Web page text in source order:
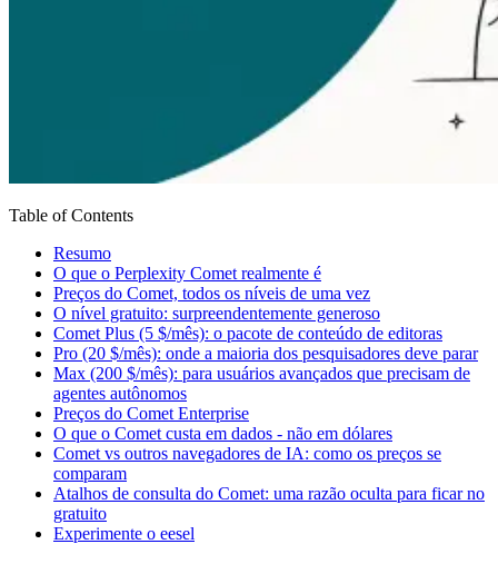
Table of Contents
Resumo
O que o Perplexity Comet realmente é
Preços do Comet, todos os níveis de uma vez
O nível gratuito: surpreendentemente generoso
Comet Plus (5 $/mês): o pacote de conteúdo de editoras
Pro (20 $/mês): onde a maioria dos pesquisadores deve parar
Max (200 $/mês): para usuários avançados que precisam de
agentes autônomos
Preços do Comet Enterprise
O que o Comet custa em dados - não em dólares
Comet vs outros navegadores de IA: como os preços se
comparam
Atalhos de consulta do Comet: uma razão oculta para ficar no
gratuito
Experimente o eesel